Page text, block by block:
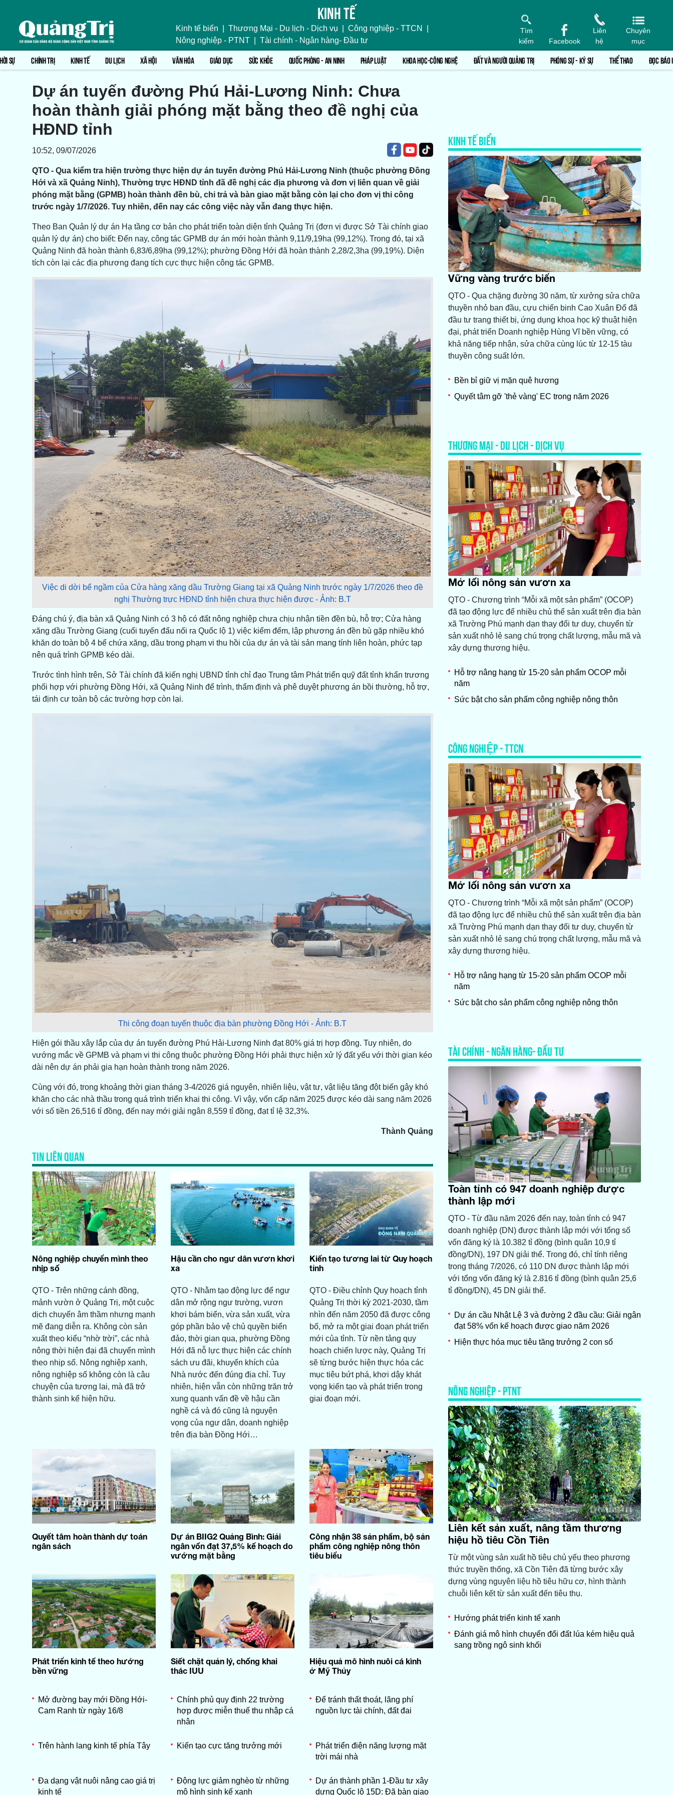
Kinh tế
Kinh tế biển Thương Mại - Du lịch - Dịch vụ Công nghiệp - TTCN
Nông nghiệp - PTNT
Tài chính - Ngân hàng- Đầu tư
Tìm
kiếm
Facebook
Liên
hệ
Chuyên
mục
SỰ CHÍNH TRỊ KINH TẾ DU LỊCH XÃ HỘI VĂN HÓA GIÁO DỤC SỨC KHỎE QUỐC PHÒNG - AN NINH PHÁP LUẬT KHOA HỌC-CÔNG NGHỆ ĐẤT VÀ NGƯỜI QUẢNG TRỊ PHÓNG SỰ - KÝ SỰ THỂ THAO ĐỌC BÁO
Dự án tuyến đường Phú Hải-Lương Ninh: Chưa
hoàn thành giải phóng mặt bằng theo đề nghị của
HĐND tỉnh
10:52, 09/07/2026
QTO - Qua kiểm tra hiện trường thực hiện dự án tuyến đường Phú Hải-Lương Ninh (thuộc phường Đồng
Hới và xã Quảng Ninh), Thường trực HĐND tỉnh đã đề nghị các địa phương và đơn vị liên quan về giải
phóng mặt bằng (GPMB) hoàn thành đền bù, chi trả và bàn giao mặt bằng còn lại cho đơn vị thi công
trước ngày 1/7/2026. Tuy nhiên, đến nay các công việc này vẫn đang thực hiện.
Theo Ban Quản lý dự án Hạ tầng cơ bản cho phát triển toàn diện tỉnh Quảng Trị (đơn vị được Sở Tài chính giao
quản lý dự án) cho biết: Đến nay, công tác GPMB dự án mới hoàn thành 9,11/9,19ha (99,12%). Trong đó, tại xã
Quảng Ninh đã hoàn thành 6,83/6,89ha (99,12%); phường Đồng Hới đã hoàn thành 2,28/2,3ha (99,19%). Diện
tích còn lại các địa phương đang tích cực thực hiện công tác GPMB.
Việc di dời bể ngầm của Cửa hàng xăng dầu Trường Giang tại xã Quảng Ninh trước ngày 1/7/2026 theo đề
nghị Thường trực HĐND tỉnh hiện chưa thực hiện được - Ảnh: B.T
Đáng chú ý, địa bàn xã Quảng Ninh có 3 hộ có đất nông nghiệp chưa chịu nhận tiền đền bù, hỗ trợ; Cửa hàng
xăng dầu Trường Giang (cuối tuyến đấu nối ra Quốc lộ 1) việc kiểm đếm, lập phương án đền bù gặp nhiều khó
khăn do toàn bộ 4 bể chứa xăng, dầu trong phạm vi thu hồi của dự án và tài sản mang tính liên hoàn, phức tạp
nên quá trình GPMB kéo dài.
Trước tình hình trên, Sở Tài chính đã kiến nghị UBND tỉnh chỉ đạo Trung tâm Phát triển quỹ đất tỉnh khẩn trương
phối hợp với phường Đồng Hới, xã Quảng Ninh để trình, thẩm định và phê duyệt phương án bồi thường, hỗ trợ,
tái định cư toàn bộ các trường hợp còn lại.
Thi công đoạn tuyến thuộc địa bàn phường Đồng Hới - Ảnh: B.T
Hiện gói thầu xây lắp của dự án tuyến đường Phú Hải-Lương Ninh đạt 80% giá trị hợp đồng. Tuy nhiên, do
vướng mắc về GPMB và phạm vi thi công thuộc phường Đồng Hới phải thực hiện xử lý đất yếu với thời gian kéo
dài nên dự án phải gia hạn hoàn thành trong năm 2026.
Cùng với đó, trong khoảng thời gian tháng 3-4/2026 giá nguyên, nhiên liệu, vật tư, vật liệu tăng đột biến gây khó
khăn cho các nhà thầu trong quá trình triển khai thi công. Vì vậy, vốn cấp năm 2025 được kéo dài sang năm 2026
với số tiền 26,516 tỉ đồng, đến nay mới giải ngân 8,559 tỉ đồng, đạt tỉ lệ 32,3%.
Thành Quảng
TIN LIÊN QUAN
Nông nghiệp chuyển mình theo
nhịp số
QTO - Trên những cánh đồng,
mảnh vườn ở Quảng Trị, một cuộc
dịch chuyển âm thầm nhưng mạnh
mẽ đang diễn ra. Không còn sản
xuất theo kiểu “nhờ trời”, các nhà
nông thời hiện đại đã chuyển mình
theo nhịp số. Nông nghiệp xanh,
nông nghiệp số không còn là câu
chuyện của tương lai, mà đã trở
thành sinh kế hiện hữu.
Hậu cần cho ngư dân vươn khơi
xa
QTO - Nhằm tạo động lực để ngư
dân mở rộng ngư trường, vươn
khơi bám biển, vừa sản xuất, vừa
góp phần bảo vệ chủ quyền biển
đảo, thời gian qua, phường Đồng
Hới đã nỗ lực thực hiện các chính
sách ưu đãi, khuyến khích của
Nhà nước đến đúng địa chỉ. Tuy
nhiên, hiện vẫn còn những trăn trở
xung quanh vấn đề về hậu cần
nghề cá và đó cũng là nguyện
vọng của ngư dân, doanh nghiệp
trên địa bàn Đồng Hới…
Kiến tạo tương lai từ Quy hoạch
tỉnh
QTO - Điều chỉnh Quy hoạch tỉnh
Quảng Trị thời kỳ 2021-2030, tầm
nhìn đến năm 2050 đã được công
bố, mở ra một giai đoạn phát triển
mới của tỉnh. Từ nền tảng quy
hoạch chiến lược này, Quảng Trị
sẽ từng bước hiện thực hóa các
mục tiêu bứt phá, khơi dậy khát
vọng kiến tạo và phát triển trong
giai đoạn mới.
Quyết tâm hoàn thành dự toán
ngân sách
Dự án BIIG2 Quảng Bình: Giải
ngân vốn đạt 37,5% kế hoạch do
vướng mặt bằng
Công nhận 38 sản phẩm, bộ sản
phẩm công nghiệp nông thôn
tiêu biểu
Phát triển kinh tế theo hướng
bền vững
Siết chặt quản lý, chống khai
thác IUU
Hiệu quả mô hình nuôi cá kình
ở Mỹ Thủy
Mở đường bay mới Đồng Hới-
Cam Ranh từ ngày 16/8
Chính phủ quy định 22 trường
hợp được miễn thuế thu nhập cá
nhân
Để tránh thất thoát, lãng phí
nguồn lực tài chính, đất đai
Trên hành lang kinh tế phía Tây Kiến tạo cực tăng trưởng mới
Phát triển điện năng lượng mặt
trời mái nhà
Đa dạng vật nuôi nâng cao giá trị
kinh tế
Động lực giảm nghèo từ những
mô hình sinh kế xanh
Dự án thành phần 1-Đầu tư xây
dựng Quốc lộ 15D: Đã bàn giao
KINH TẾ BIỂN
Vững vàng trước biển
QTO - Qua chặng đường 30 năm, từ xưởng sửa chữa
thuyền nhỏ ban đầu, cựu chiến binh Cao Xuân Đố đã
đầu tư trang thiết bị, ứng dụng khoa học kỹ thuật hiện
đại, phát triển Doanh nghiệp Hùng Vĩ bền vững, có
khả năng tiếp nhận, sửa chữa cùng lúc từ 12-15 tàu
thuyền công suất lớn.
Bền bỉ giữ vị mặn quê hương
Quyết tâm gỡ 'thẻ vàng' EC trong năm 2026
THƯƠNG MẠI - DU LỊCH - DỊCH VỤ
Mở lối nông sản vươn xa
QTO - Chương trình “Mỗi xã một sản phẩm” (OCOP)
đã tạo động lực để nhiều chủ thể sản xuất trên địa bàn
xã Trường Phú mạnh dạn thay đổi tư duy, chuyển từ
sản xuất nhỏ lẻ sang chú trọng chất lượng, mẫu mã và
xây dựng thương hiệu.
Hỗ trợ nâng hạng từ 15-20 sản phẩm OCOP mỗi
năm
Sức bật cho sản phẩm công nghiệp nông thôn
CÔNG NGHIỆP - TTCN
Mở lối nông sản vươn xa
QTO - Chương trình “Mỗi xã một sản phẩm” (OCOP)
đã tạo động lực để nhiều chủ thể sản xuất trên địa bàn
xã Trường Phú mạnh dạn thay đổi tư duy, chuyển từ
sản xuất nhỏ lẻ sang chú trọng chất lượng, mẫu mã và
xây dựng thương hiệu.
Hỗ trợ nâng hạng từ 15-20 sản phẩm OCOP mỗi
năm
Sức bật cho sản phẩm công nghiệp nông thôn
TÀI CHÍNH - NGÂN HÀNG- ĐẦU TƯ
Toàn tỉnh có 947 doanh nghiệp được
thành lập mới
QTO - Từ đầu năm 2026 đến nay, toàn tỉnh có 947
doanh nghiệp (DN) được thành lập mới với tổng số
vốn đăng ký là 10.382 tỉ đồng (bình quân 10,9 tỉ
đồng/DN), 197 DN giải thể. Trong đó, chỉ tính riêng
trong tháng 7/2026, có 110 DN được thành lập mới
với tổng vốn đăng ký là 2.816 tỉ đồng (bình quân 25,6
tỉ đồng/DN), 45 DN giải thể.
Dự án cầu Nhật Lệ 3 và đường 2 đầu cầu: Giải ngân
đạt 58% vốn kế hoạch được giao năm 2026
Hiện thực hóa mục tiêu tăng trưởng 2 con số
NÔNG NGHIỆP - PTNT
Liên kết sản xuất, nâng tầm thương
hiệu hồ tiêu Cồn Tiên
Từ một vùng sản xuất hồ tiêu chủ yếu theo phương
thức truyền thống, xã Cồn Tiên đã từng bước xây
dựng vùng nguyên liệu hồ tiêu hữu cơ, hình thành
chuỗi liên kết từ sản xuất đến tiêu thụ.
Hướng phát triển kinh tế xanh
Đánh giá mô hình chuyển đổi đất lúa kém hiệu quả
sang trồng ngô sinh khối